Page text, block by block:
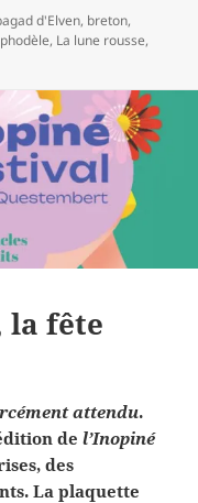
d'Elven, breton,
, La lune rousse,
la fête
attendu.
de l’Inopiné
des
La plaquette